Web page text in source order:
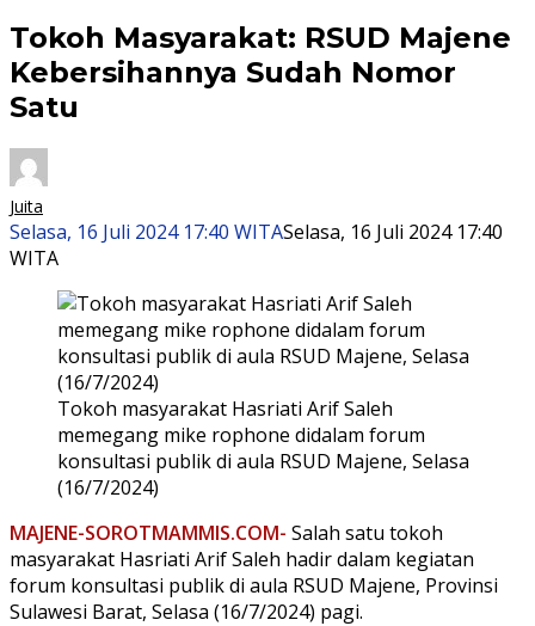
Tokoh Masyarakat: RSUD Majene
Kebersihannya Sudah Nomor
Satu
Juita
Selasa, 16 Juli 2024 17:40 WITASelasa, 16 Juli 2024 17:40
WITA
Tokoh masyarakat Hasriati Arif Saleh
memegang mike rophone didalam forum
konsultasi publik di aula RSUD Majene, Selasa
(16/7/2024)
MAJENE-SOROTMAMMIS.COM- Salah satu tokoh
masyarakat Hasriati Arif Saleh hadir dalam kegiatan
forum konsultasi publik di aula RSUD Majene, Provinsi
Sulawesi Barat, Selasa (16/7/2024) pagi.